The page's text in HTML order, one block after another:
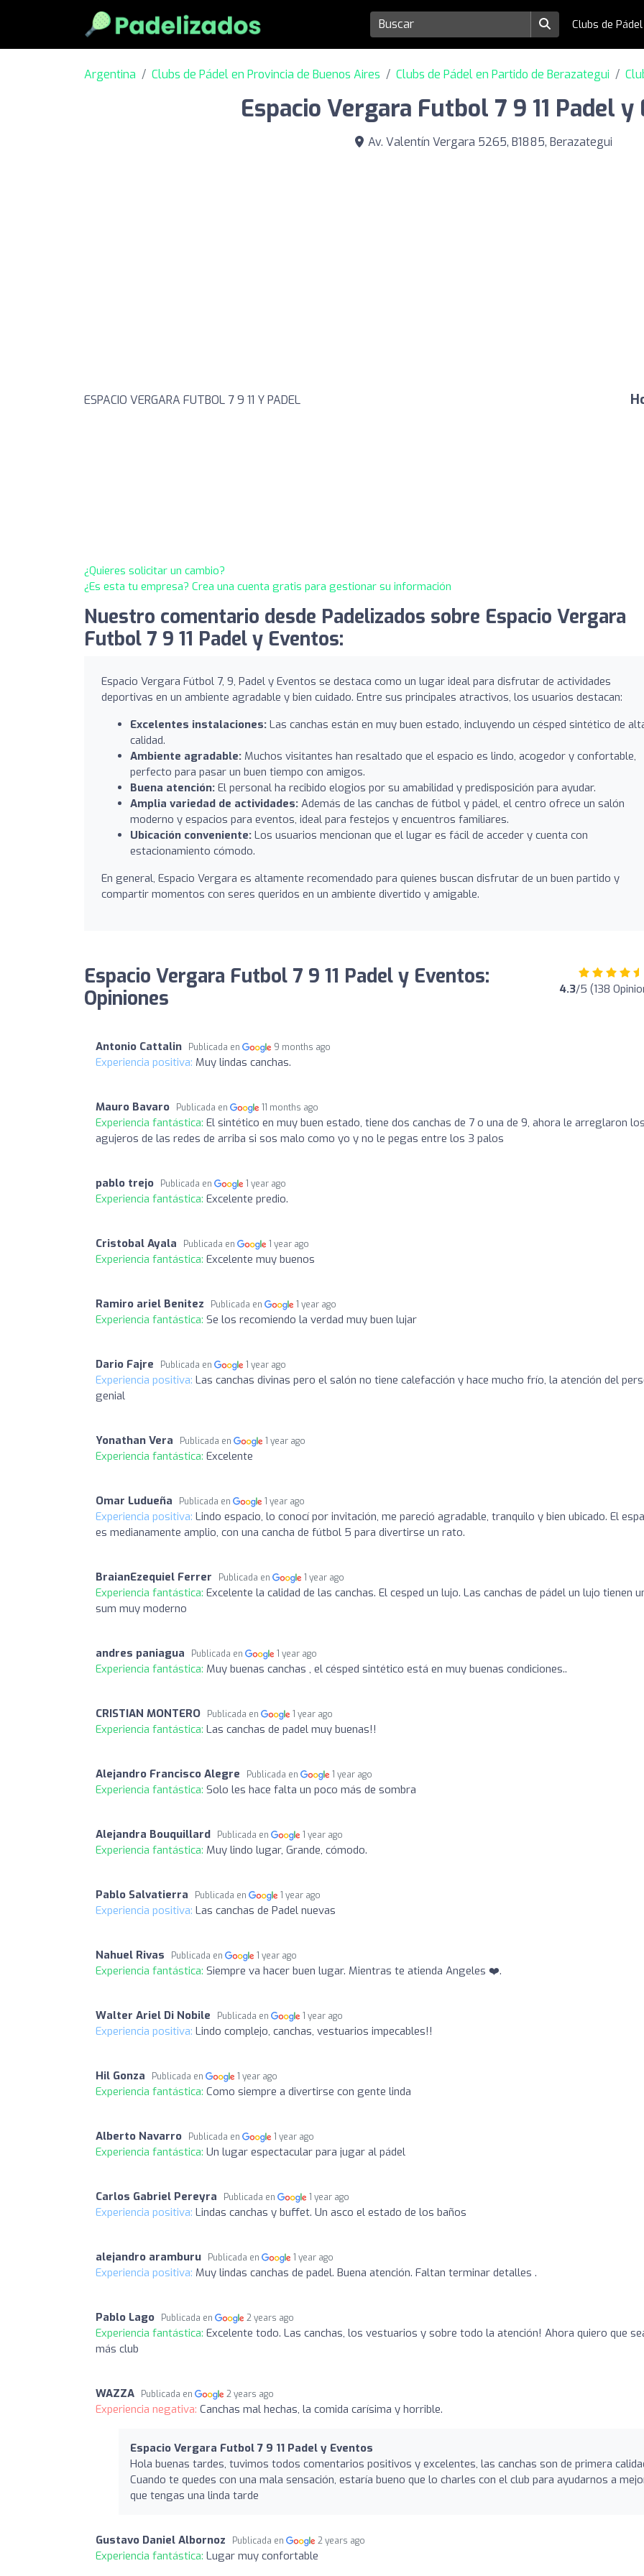
Clubs de Pádel
Argentina Clubs de Pádel en Provincia de Buenos Aires Clubs de Pádel en Partido de Berazategui
Espacio Vergara Futbol 7 9 11 Padel y
Av. Valentín Vergara 5265, B1885, Berazategui
ESPACIO VERGARA FUTBOL 7 9 11 Y PADEL
¿Quieres solicitar un cambio?
¿Es esta tu empresa? Crea una cuenta gratis para gestionar su información
Nuestro comentario desde Padelizados sobre Espacio Vergara
Futbol 7 9 11 Padel y Eventos:
Espacio Vergara Fútbol 7, 9, Padel y Eventos se destaca como un lugar ideal para disfrutar de actividades
deportivas en un ambiente agradable y bien cuidado. Entre sus principales atractivos, los usuarios destacan:
Excelentes instalaciones: Las canchas están en muy buen estado, incluyendo un césped sintético de
calidad.
Ambiente agradable: Muchos visitantes han resaltado que el espacio es lindo, acogedor y confortable,
perfecto para pasar un buen tiempo con amigos.
Buena atención: El personal ha recibido elogios por su amabilidad y predisposición para ayudar.
Amplia variedad de actividades: Además de las canchas de fútbol y pádel, el centro ofrece un salón
moderno y espacios para eventos, ideal para festejos y encuentros familiares.
Ubicación conveniente: Los usuarios mencionan que el lugar es fácil de acceder y cuenta con
estacionamiento cómodo.
En general, Espacio Vergara es altamente recomendado para quienes buscan disfrutar de un buen partido y
compartir momentos con seres queridos en un ambiente divertido y amigable.
Espacio Vergara Futbol 7 9 11 Padel y Eventos:
Opiniones
4.3/5 (138
Antonio Cattalin Publicada en 9 months ago
Experiencia positiva: Muy lindas canchas.
Mauro Bavaro Publicada en 11 months ago
Experiencia fantástica: El sintético en muy buen estado, tiene dos canchas de 7 o una de 9, ahora le arreglaron los
agujeros de las redes de arriba si sos malo como yo y no le pegas entre los 3 palos
pablo trejo Publicada en 1 year ago
Experiencia fantástica: Excelente predio.
Cristobal Ayala Publicada en 1 year ago
Experiencia fantástica: Excelente muy buenos
Ramiro ariel Benitez Publicada en 1 year ago
Experiencia fantástica: Se los recomiendo la verdad muy buen lujar
Dario Fajre Publicada en 1 year ago
Experiencia positiva: Las canchas divinas pero el salón no tiene calefacción y hace mucho frío, la atención del
genial
Yonathan Vera Publicada en 1 year ago
Experiencia fantástica: Excelente
Omar Ludueña Publicada en 1 year ago
Experiencia positiva: Lindo espacio, lo conocí por invitación, me pareció agradable, tranquilo y bien ubicado. El
es medianamente amplio, con una cancha de fútbol 5 para divertirse un rato.
BraianEzequiel Ferrer Publicada en 1 year ago
Experiencia fantástica: Excelente la calidad de las canchas. El cesped un lujo. Las canchas de pádel un lujo tienen
sum muy moderno
andres paniagua Publicada en 1 year ago
Experiencia fantástica: Muy buenas canchas , el césped sintético está en muy buenas condiciones..
CRISTIAN MONTERO Publicada en 1 year ago
Experiencia fantástica: Las canchas de padel muy buenas!!
Alejandro Francisco Alegre Publicada en 1 year ago
Experiencia fantástica: Solo les hace falta un poco más de sombra
Alejandra Bouquillard Publicada en 1 year ago
Experiencia fantástica: Muy lindo lugar, Grande, cómodo.
Pablo Salvatierra Publicada en 1 year ago
Experiencia positiva: Las canchas de Padel nuevas
Nahuel Rivas Publicada en 1 year ago
Experiencia fantástica: Siempre va hacer buen lugar. Mientras te atienda Angeles ❤️.
Walter Ariel Di Nobile Publicada en 1 year ago
Experiencia positiva: Lindo complejo, canchas, vestuarios impecables!!
Hil Gonza Publicada en 1 year ago
Experiencia fantástica: Como siempre a divertirse con gente linda
Alberto Navarro Publicada en 1 year ago
Experiencia fantástica: Un lugar espectacular para jugar al pádel
Carlos Gabriel Pereyra Publicada en 1 year ago
Experiencia positiva: Lindas canchas y buffet. Un asco el estado de los baños
alejandro aramburu Publicada en 1 year ago
Experiencia positiva: Muy lindas canchas de padel. Buena atención. Faltan terminar detalles .
Pablo Lago Publicada en 2 years ago
Experiencia fantástica: Excelente todo. Las canchas, los vestuarios y sobre todo la atención! Ahora quiero que
más club
WAZZA Publicada en 2 years ago
Experiencia negativa: Canchas mal hechas, la comida carísima y horrible.
Espacio Vergara Futbol 7 9 11 Padel y Eventos
Hola buenas tardes, tuvimos todos comentarios positivos y excelentes, las canchas son de primera
Cuando te quedes con una mala sensación, estaría bueno que lo charles con el club para ayudarnos a
que tengas una linda tarde
Gustavo Daniel Albornoz Publicada en 2 years ago
Experiencia fantástica: Lugar muy confortable